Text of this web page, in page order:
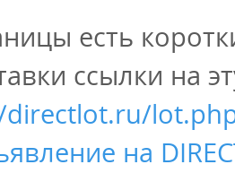
есть
ссылки на
на